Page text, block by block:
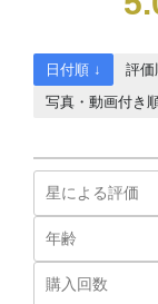
日付順 ↓ 評価
写真・動画付き